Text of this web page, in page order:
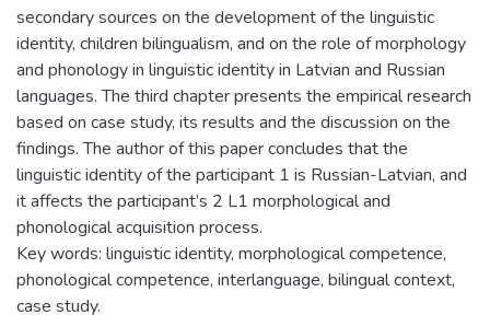
secondary sources on the development of the linguistic
identity, children bilingualism, and on the role of morphology
and phonology in linguistic identity in Latvian and Russian
languages. The third chapter presents the empirical research
based on case study, its results and the discussion on the
findings. The author of this paper concludes that the
linguistic identity of the participant 1 is Russian-Latvian, and
it affects the participant’s 2 L1 morphological and
phonological acquisition process.
Key words: linguistic identity, morphological competence,
phonological competence, interlanguage, bilingual context,
case study.